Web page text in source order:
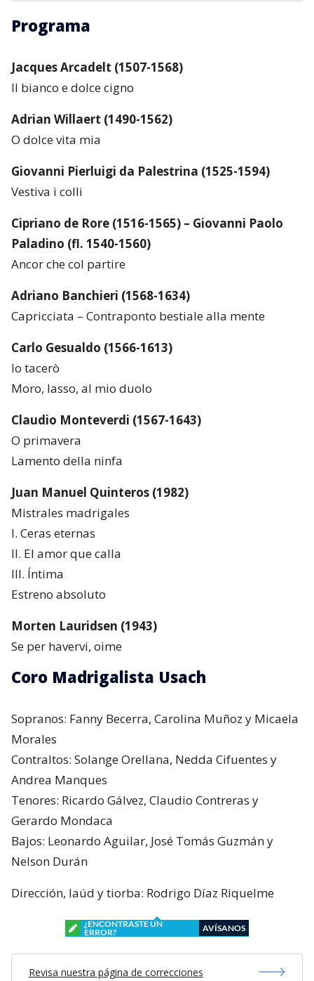
Programa
Jacques Arcadelt (1507-1568)
Il bianco e dolce cigno
Adrian Willaert (1490-1562)
O dolce vita mia
Giovanni Pierluigi da Palestrina (1525-1594)
Vestiva i colli
Cipriano de Rore (1516-1565) – Giovanni Paolo
Paladino (fl. 1540-1560)
Ancor che col partire
Adriano Banchieri (1568-1634)
Capricciata – Contraponto bestiale alla mente
Carlo Gesualdo (1566-1613)
Io tacerò
Moro, lasso, al mio duolo
Claudio Monteverdi (1567-1643)
O primavera
Lamento della ninfa
Juan Manuel Quinteros (1982)
Mistrales madrigales
I. Ceras eternas
II. El amor que calla
III. Íntima
Estreno absoluto
Morten Lauridsen (1943)
Se per havervi, oime
Coro Madrigalista Usach
Sopranos: Fanny Becerra, Carolina Muñoz y Micaela
Morales
Contraltos: Solange Orellana, Nedda Cifuentes y
Andrea Manques
Tenores: Ricardo Gálvez, Claudio Contreras y
Gerardo Mondaca
Bajos: Leonardo Aguilar, José Tomás Guzmán y
Nelson Durán
Dirección, laúd y tiorba: Rodrigo Díaz Riquelme
¿ENCONTRASTE UN
ERROR?
AVÍSANOS
Revisa nuestra página de correcciones